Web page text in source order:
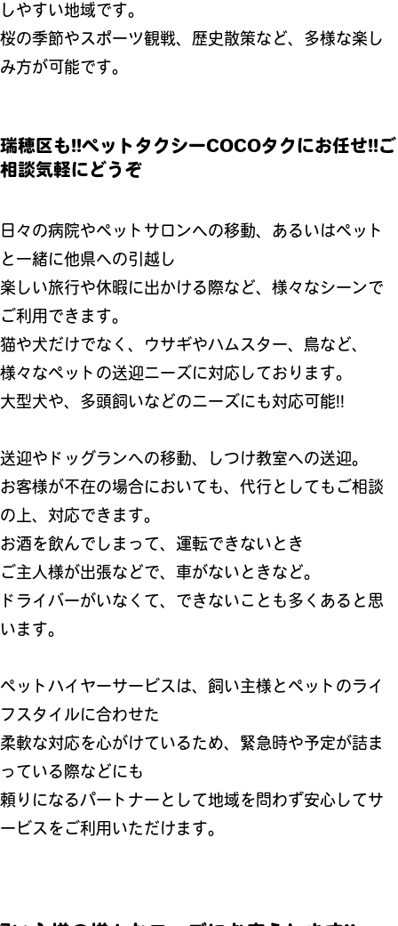
しやすい地域です。
桜の季節やスポーツ観戦、歴史散策など、多様な楽し
み方が可能です。
瑞穂区も!!ペットタクシーCOCOタクにお任せ!!ご
相談気軽にどうぞ
日々の病院やペットサロンへの移動、あるいはペット
と一緒に他県への引越し
楽しい旅行や休暇に出かける際など、様々なシーンで
ご利用できます。
猫や犬だけでなく、ウサギやハムスター、鳥など、
様々なペットの送迎ニーズに対応しております。
大型犬や、多頭飼いなどのニーズにも対応可能!!
送迎やドッグランへの移動、しつけ教室への送迎。
お客様が不在の場合においても、代行としてもご相談
の上、対応できます。
お酒を飲んでしまって、運転できないとき
ご主人様が出張などで、車がないときなど。
ドライバーがいなくて、できないことも多くあると思
います。
ペットハイヤーサービスは、飼い主様とペットのライ
フスタイルに合わせた
柔軟な対応を心がけているため、緊急時や予定が詰ま
っている際などにも
頼りになるパートナーとして地域を問わず安心してサ
ービスをご利用いただけます。